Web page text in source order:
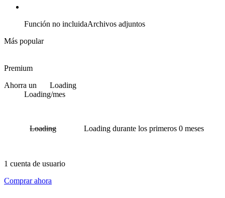
Función no incluidaArchivos adjuntos
Más popular
Premium
Ahorra un
Loading
Loading/mes
Loading Loading durante los primeros 0 meses
1 cuenta de usuario
Comprar ahora